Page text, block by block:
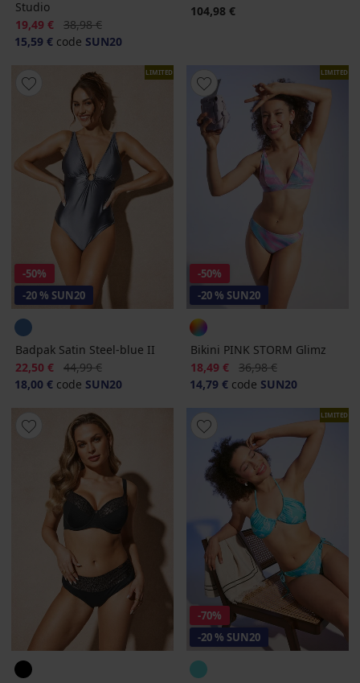
Studio
Korting
19,49 € Oorspronkelijke prijs
38,98 €
15,59 € code SUN20
104,98 €
LIMITED
-50%
-20 % SUN20
Badpak Satin Steel-blue II
Korting
22,50 € Oorspronkelijke prijs
44,99 €
18,00 € code SUN20
LIMITED
-50%
-20 % SUN20
Bikini PINK STORM Glimz
Korting
18,49 € Oorspronkelijke prijs
36,98 €
14,79 € code SUN20
LIMITED
-70%
-20 % SUN20